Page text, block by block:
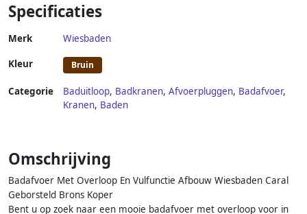
Specificaties
Merk Wiesbaden
Kleur Bruin
Categorie Baduitloop, Badkranen, Afvoerpluggen, Badafvoer,
Kranen, Baden
Omschrijving
Badafvoer Met Overloop En Vulfunctie Afbouw Wiesbaden Caral
Geborsteld Brons Koper
Bent u op zoek naar een mooie badafvoer met overloop voor in